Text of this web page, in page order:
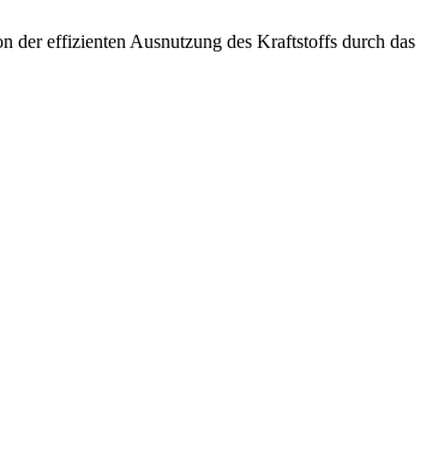
der effizienten Ausnutzung des Kraftstoffs durch das